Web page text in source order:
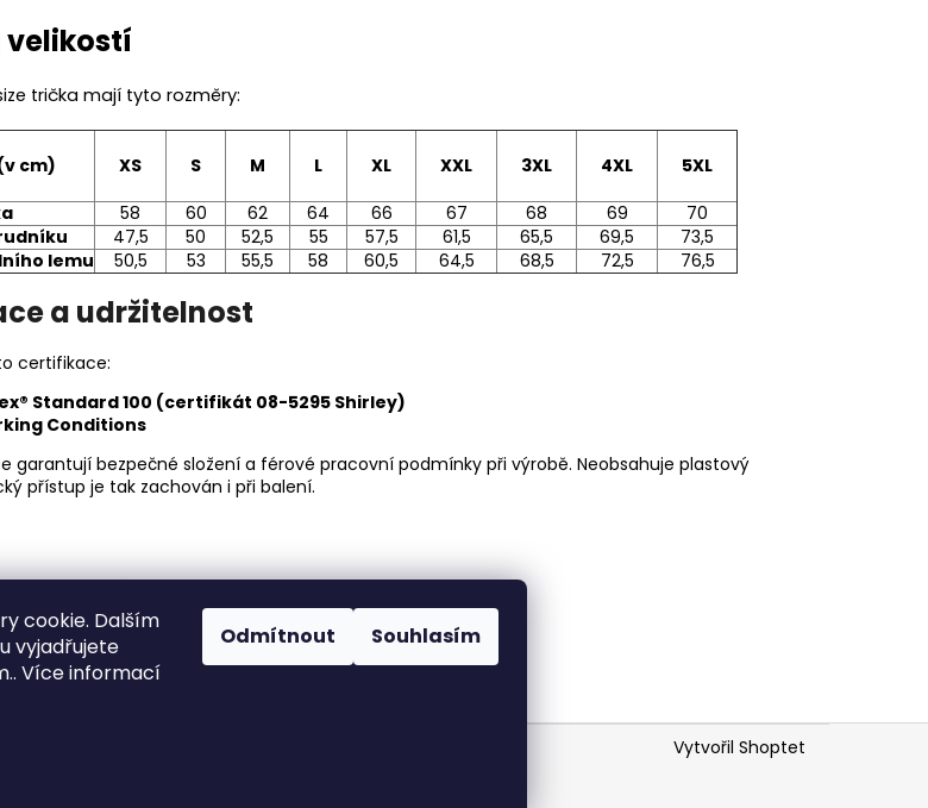
cookie. Dalším
vyjadřujete
Více informací
Odmítnout Souhlasím
velikostí
trička mají tyto rozměry:
cm) XS S M L XL XXL 3XL 4XL
5XL
58 60 62 64 66 67 68 69
70
47,5 50 52,5 55 57,5 61,5 65,5 69,5
73,5
lemu
50,5 53 55,5 58 60,5 64,5 68,5 72,5 76,5
a udržitelnost
certifikace:
Standard 100 (certifikát 08-5295 Shirley)
Conditions
garantují bezpečné složení a férové pracovní podmínky při výrobě. Neobsahuje plastový
přístup je tak zachován i při balení.
materiálu i potisku doporučujeme:
°C, ideálně naruby
vyhýbat se přímo potištěným plochám
sušičce
Vytvořil Shoptet